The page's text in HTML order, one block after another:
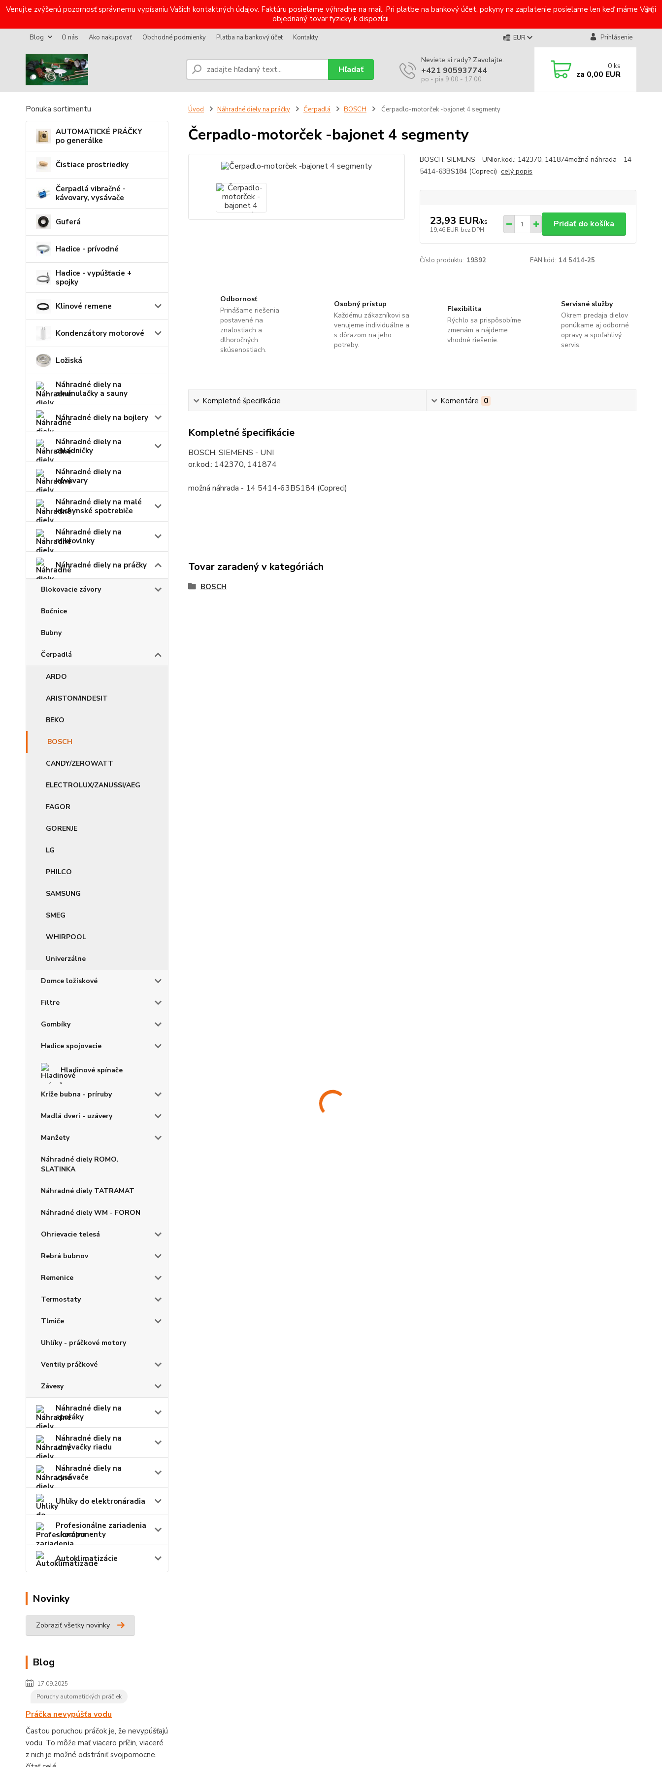
Venujte zvýšenú pozornosť správnemu vypísaniu Vašich kontaktných údajov. Faktúru posielame výhradne na mail. Pri platbe na bankový účet, pokyny na zaplatenie posielame len keď máme Vami
objednaný tovar fyzicky k dispozícii.
Blog O nás Ako nakupovať Obchodné podmienky Platba na bankový účet Kontakty EUR Prihlásenie
Hľadať
Neviete si rady? Zavolajte.
+421 905937744
po - pia 9:00 - 17:00
0 ks
za 0,00 EUR
Ponuka sortimentu
AUTOMATICKÉ PRÁČKY
po generálke
Čistiace prostriedky
Čerpadlá vibračné -
kávovary, vysávače
Guferá
Hadice - prívodné
Hadice - vypúšťacie +
spojky
Klinové remene
Kondenzátory motorové
Ložiská
Náhradné diely na
akumulačky a sauny
Náhradné diely na bojlery
Náhradné diely na
chladničky
Náhradné diely na
kávovary
Náhradné diely na malé
kuchynské spotrebiče
Náhradné diely na
mikrovlnky
Náhradné diely na práčky
Blokovacie závory
Bočnice
Bubny
Čerpadlá
ARDO
ARISTON/INDESIT
BEKO
BOSCH
CANDY/ZEROWATT
ELECTROLUX/ZANUSSI/AEG
FAGOR
GORENJE
LG
PHILCO
SAMSUNG
SMEG
WHIRPOOL
Univerzálne
Domce ložiskové
Filtre
Gombíky
Hadice spojovacie
Hladinové spínače
Kríže bubna - príruby
Madlá dverí - uzávery
Manžety
Náhradné diely ROMO,
SLATINKA
Náhradné diely TATRAMAT
Náhradné diely WM - FORON
Ohrievacie telesá
Rebrá bubnov
Remenice
Termostaty
Tlmiče
Uhlíky - práčkové motory
Ventily práčkové
Závesy
Náhradné diely na
sporáky
Náhradné diely na
umývačky riadu
Náhradné diely na
vysávače
Uhlíky do elektronáradia
Profesionálne zariadenia
- komponenty
Autoklimatizácie
Novinky
Zobraziť všetky novinky
Blog
17.09.2025
Poruchy automatických práčiek
Práčka nevypúšťa vodu
Častou poruchou práčok je, že nevypúšťajú
vodu. To môže mať viacero príčin, viaceré
z nich je možné odstrániť svojpomocne.
Úvod Náhradné diely na práčky Čerpadlá BOSCH Čerpadlo-motorček -bajonet 4 segmenty
Čerpadlo-motorček -bajonet 4 segmenty
BOSCH, SIEMENS - UNIor.kod.: 142370, 141874možná náhrada - 14
5414-63BS184 (Copreci) celý popis
23,93 EUR/ks
19,46 EUR bez DPH
Pridať do košíka
Číslo produktu: 19392 EAN kód: 14 5414-25
Odbornosť
Prinášame riešenia
postavené na
znalostiach a
dlhoročných
skúsenostiach.
Osobný prístup
Každému zákazníkovi sa
venujeme individuálne a
s dôrazom na jeho
potreby.
Flexibilita
Rýchlo sa prispôsobíme
zmenám a nájdeme
vhodné riešenie.
Servisné služby
Okrem predaja dielov
ponúkame aj odborné
opravy a spoľahlivý
servis.
Kompletné špecifikácie Komentáre 0
Kompletné špecifikácie
BOSCH, SIEMENS - UNI
or.kod.: 142370, 141874
možná náhrada - 14 5414-63BS184 (Copreci)
Tovar zaradený v kategóriách
BOSCH